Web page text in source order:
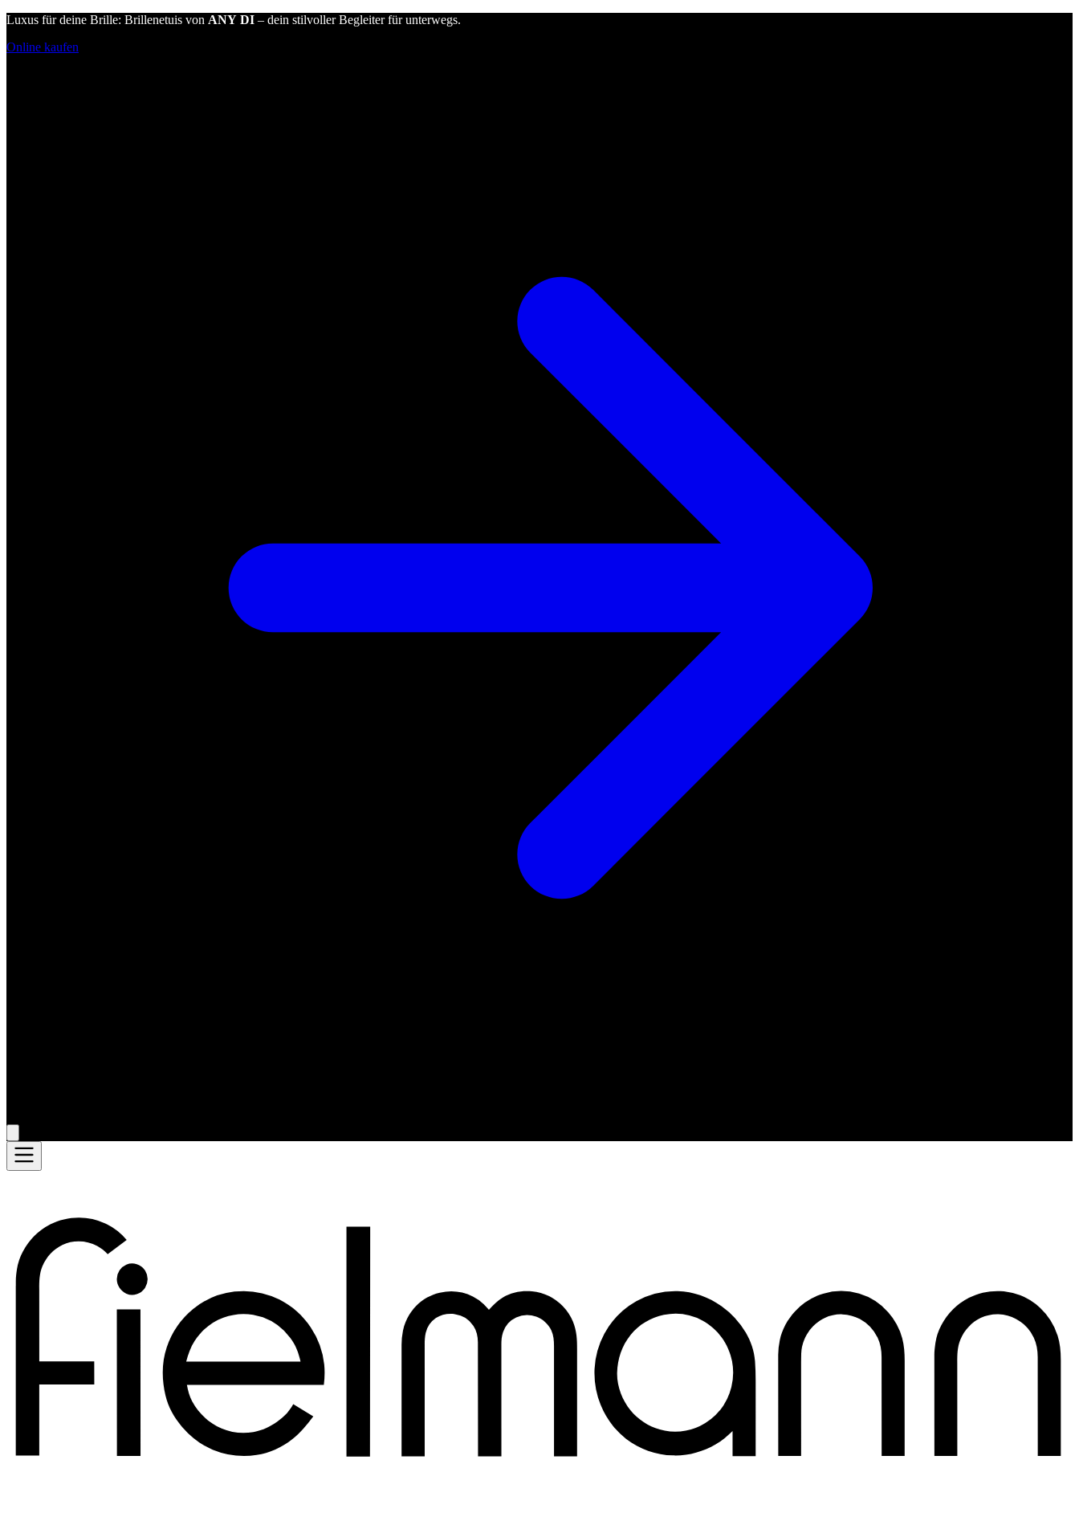
Luxus für deine Brille: Brillenetuis von ANY DI – dein stilvoller Begleiter für unterwegs.
Online kaufen